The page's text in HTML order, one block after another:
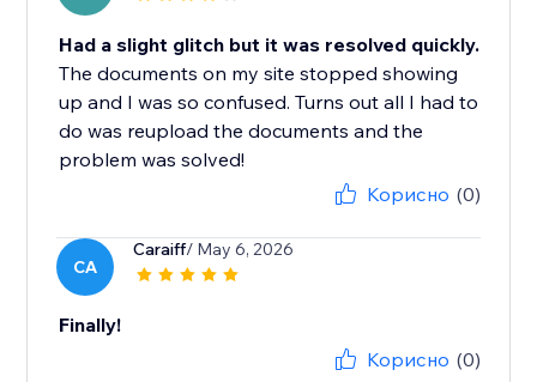
Had a slight glitch but it was resolved quickly.
The documents on my site stopped showing
up and I was so confused. Turns out all I had to
do was reupload the documents and the
problem was solved!
Корисно (0)
CA
Caraiff/ May 6, 2026
Finally!
Корисно (0)